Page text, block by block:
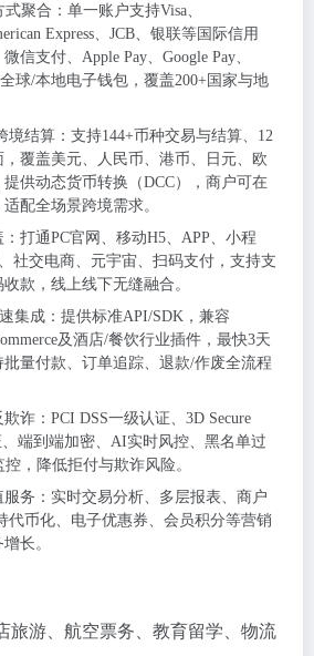
式聚合 ：单一账户支持Visa、
Express、JCB、银联等国际信用
信支付、Apple Pay、Google Pay、
球/本地电子钱包，覆盖200+国家与地
境结算 ：支持144+币种交易与结算、 12
，覆盖美元、人民币、港币、日元、欧
提供动态货币转换（DCC）
，商户可在
配全场景跨境需求。
：打通PC官网、移动H5、APP、小程
社交电商、元宇宙、扫码支付 ，支持支
收款 ，线上线下无缝融合。
集成 ：提供标准API/SDK ，兼容
及酒店/餐饮行业插件， 最快3天
批量付款、订单追踪、退款/作废全流程
欺诈 ： PCI DSS一级认证、 3D Secure
端到端加密、AI实时风控、黑名单过
控 ，降低拒付与欺诈风险。
服务 ： 实时交易分析、多层报表、商户
代币化、电子优惠券、会员积分等营销
长。
旅游、航空票务、教育留学、物流